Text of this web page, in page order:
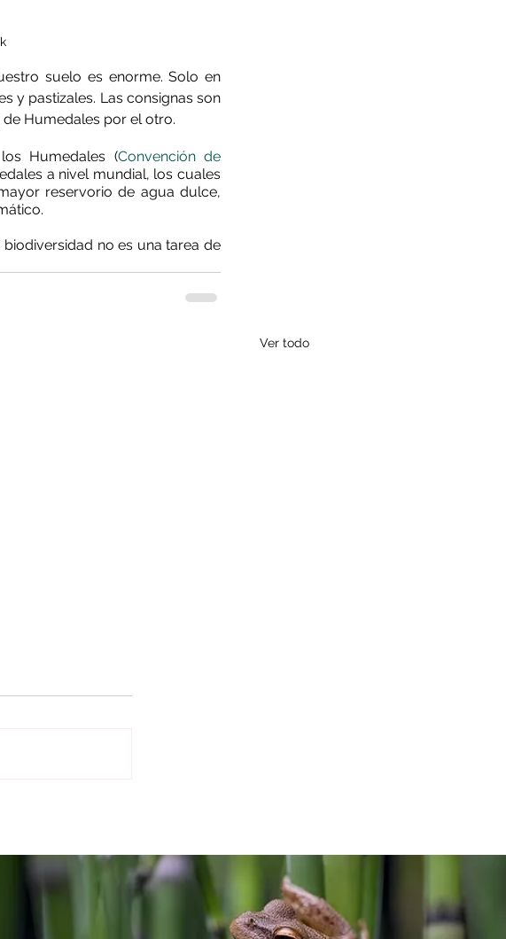
suelo es enorme. Solo en
y pastizales. Las consignas son
Humedales por el otro.
Humedales (Convención de
a nivel mundial, los cuales
reservorio de agua dulce,
no es una tarea de
Ver todo